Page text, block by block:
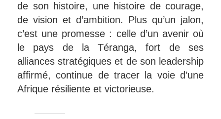
de son histoire, une histoire de courage,
de vision et d’ambition. Plus qu’un jalon,
c’est une promesse : celle d’un avenir où
le pays de la Téranga, fort de ses
alliances stratégiques et de son leadership
affirmé, continue de tracer la voie d’une
Afrique résiliente et victorieuse.